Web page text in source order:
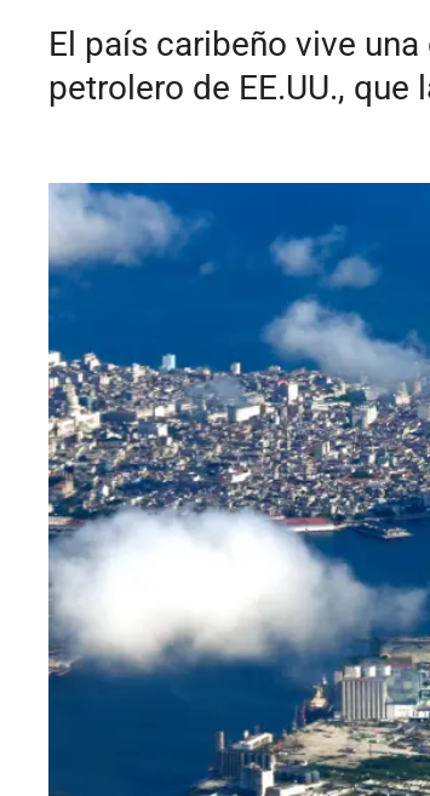
El país caribeño vive
petrolero de EE.UU.,